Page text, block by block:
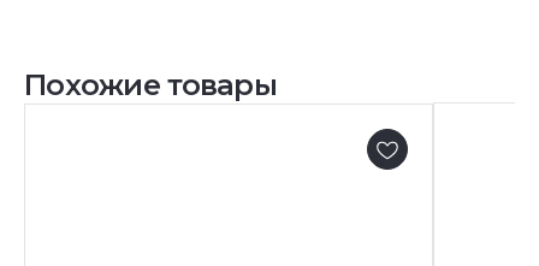
Похожие товары